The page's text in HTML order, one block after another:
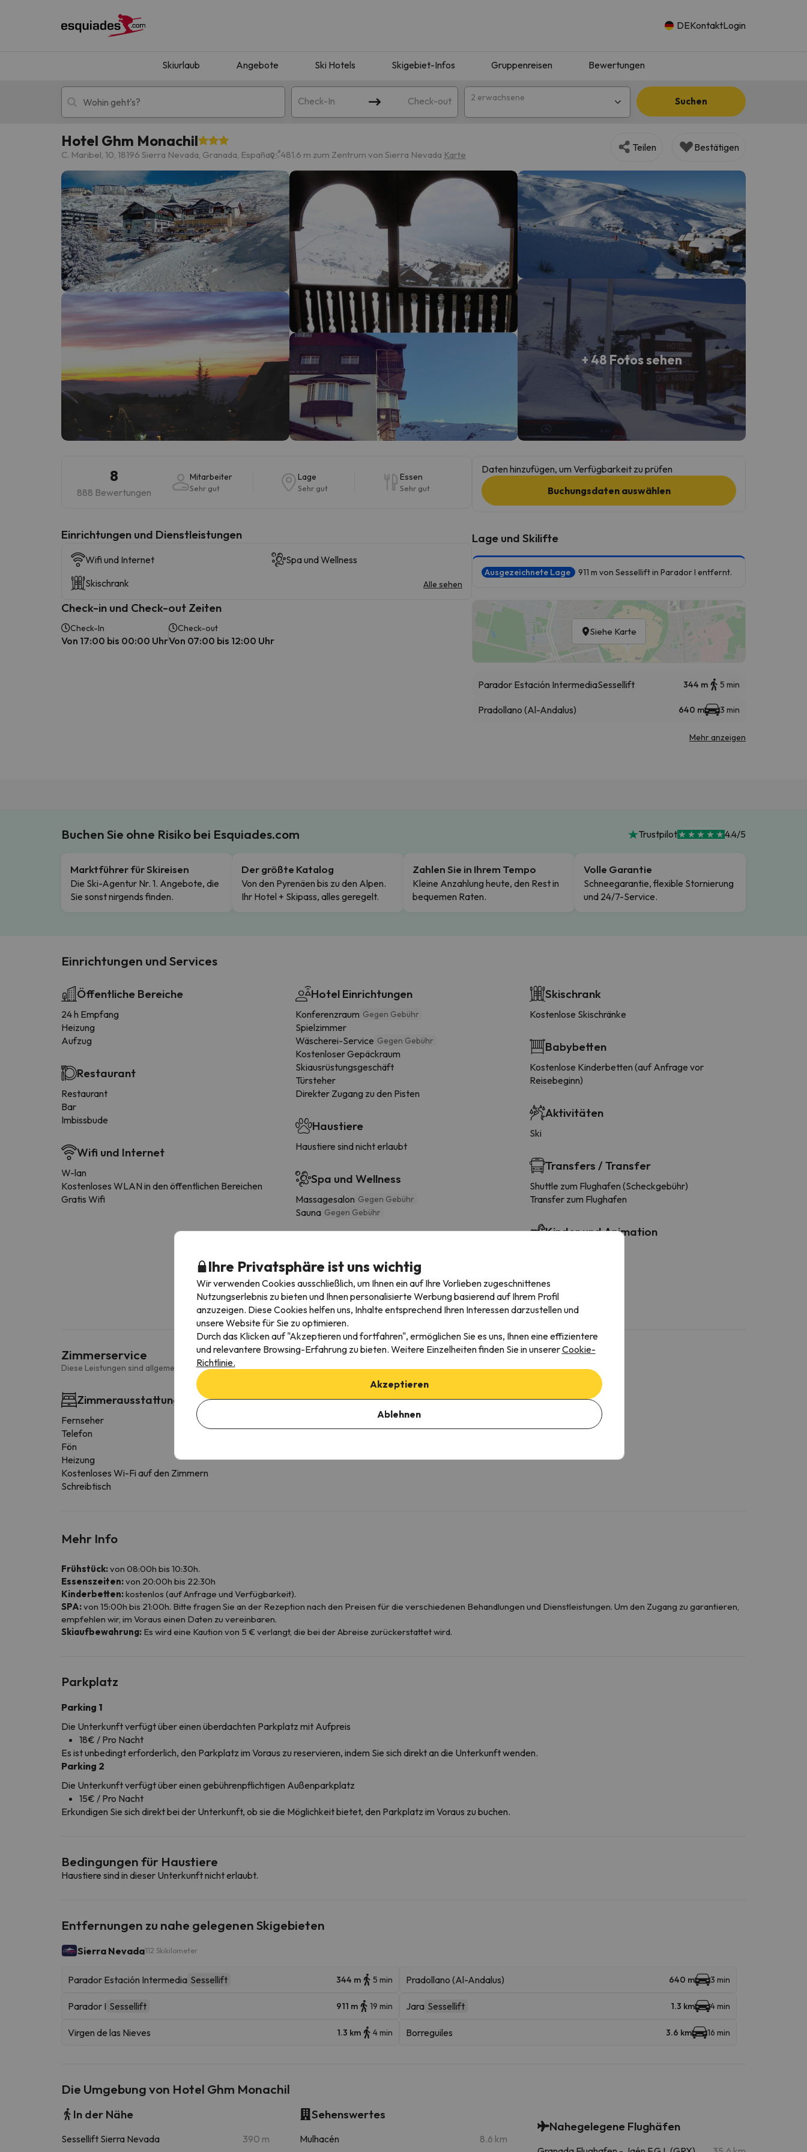
DEKontaktLogin
Skiurlaub Angebote Ski Hotels Skigebiet-Infos Gruppenreisen Bewertungen
Check-In Check-out 2 erwachsene Suchen
Skiurlaub Berghotels
Oops, wir haben keine Ergebnisse gefunden, die Ihrer Suche entsprechen. Versuchen Sie, das Ziel zu ändern.
Es sieht so aus, als hätte sich unser Sucher verirrt. Sobald er seinen Kompass gefunden hat, wird er zurück sein.
Hotel Ghm Monachil
C. Maribel, 10, 18196 Sierra Nevada, Granada, España 481.6 m zum Zentrum von Sierra Nevada Karte
Teilen Bestätigen
+ 48 Fotos sehen
8
888 Bewertungen
Mitarbeiter
Sehr gut
Lage
Sehr gut
Essen
Sehr gut
​Einrichtungen und Dienstleistungen
Wifi und Internet
Spa und Wellness
Skischrank
Alle sehen
Check-in und Check-out Zeiten
Check-In
Von 17:00 bis 00:00 Uhr
Check-out
Von 07:00 bis 12:00 Uhr
Daten hinzufügen, um Verfügbarkeit zu prüfen
Buchungsdaten auswählen
Lage und Skilifte
Ausgezeichnete Lage 911 m von Sessellift in Parador I entfernt.
Siehe Karte
Parador Estación IntermediaSessellift 344 m 5 min
Pradollano (Al-Andalus) 640 m 3 min
Mehr anzeigen
Buchen Sie ohne Risiko bei Esquiades.com Trustpilot 4.4/5
Marktführer für Skireisen
Die Ski-Agentur Nr. 1. Angebote, die
Sie sonst nirgends finden.
Der größte Katalog
Von den Pyrenäen bis zu den Alpen.
Ihr Hotel + Skipass, alles geregelt.
Zahlen Sie in Ihrem Tempo
Kleine Anzahlung heute, den Rest in
bequemen Raten.
Volle Garantie
Schneegarantie, flexible Stornierung
und 24/7-Service.
Einrichtungen und Services
Öffentliche Bereiche
24 h Empfang
Heizung
Aufzug
Restaurant
Restaurant
Bar
Imbissbude
Wifi und Internet
W-lan
Kostenloses WLAN in den öffentlichen Bereichen
Gratis Wifi
Hotel Einrichtungen
Konferenzraum Gegen Gebühr
Spielzimmer
Wäscherei-Service Gegen Gebühr
Kostenloser Gepäckraum
Skiausrüstungsgeschäft
Türsteher
Direkter Zugang zu den Pisten
Haustiere
Haustiere sind nicht erlaubt
Spa und Wellness
Massagesalon Gegen Gebühr
Sauna Gegen Gebühr
Balkon
Billardtisch
Gegen Gebühr
Zona de Juegos
Solarium
Skischrank
Kostenlose Skischränke
Babybetten
Kostenlose Kinderbetten (auf Anfrage vor
Reisebeginn)
Aktivitäten
Ski
Transfers / Transfer
Shuttle zum Flughafen (Scheckgebühr)
Transfer zum Flughafen
Kinder und Animation
Zimmerservice
Diese Leistungen sind allgemein und können je nach Zimmertyp variieren.
Zimmerausstattung
Fernseher
Telefon
Fön
Heizung
Kostenloses Wi-Fi auf den Zimmern
Schreibtisch
Badezimmer
Ausstattung
Mehr Info
Frühstück:von 08:00h bis 10:30h.
Essenszeiten:von 20:00h bis 22:30h
Kinderbetten:kostenlos (auf Anfrage und Verfügbarkeit).
SPA:von 15:00h bis 21:00h. Bitte fragen Sie an der Rezeption nach den Preisen für die verschiedenen Behandlungen und Dienstleistungen. Um den Zugang zu garantieren,
empfehlen wir, im Voraus einen Daten zu vereinbaren.
Skiaufbewahrung: Es wird eine Kaution von 5 € verlangt, die bei der Abreise zurückerstattet wird.
Parkplatz
Parking 1
Die Unterkunft verfügt über einen überdachten Parkplatz mit Aufpreis
18€ / Pro Nacht
Es ist unbedingt erforderlich, den Parkplatz im Voraus zu reservieren, indem Sie sich direkt an die Unterkunft wenden.
Parking 2
Die Unterkunft verfügt über einen gebührenpflichtigen Außenparkplatz
15€ / Pro Nacht
Erkundigen Sie sich direkt bei der Unterkunft, ob sie die Möglichkeit bietet, den Parkplatz im Voraus zu buchen.
Bedingungen für Haustiere
Haustiere sind in dieser Unterkunft nicht erlaubt.
Entfernungen zu nahe gelegenen Skigebieten
Sierra Nevada112 Skikilometer
Parador Estación Intermedia Sessellift 344 m 5 min Pradollano (Al-Andalus) 640 m 3 min
Parador I Sessellift 911 m 19 min Jara Sessellift 1.3 km 4 min
Virgen de las Nieves 1.3 km 4 min Borreguiles 3.6 km 16 min
Die Umgebung von Hotel Ghm Monachil
In der Nähe
Sessellift Sierra Nevada 390 m
Sehenswertes
Mulhacén 8.6 km
Nahegelegene Flughäfen
Ihre Privatsphäre ist uns wichtig
Wir verwenden Cookies ausschließlich, um Ihnen ein auf Ihre Vorlieben zugeschnittenes
Nutzungserlebnis zu bieten und Ihnen personalisierte Werbung basierend auf Ihrem Profil
anzuzeigen. Diese Cookies helfen uns, Inhalte entsprechend Ihren Interessen darzustellen und
unsere Website für Sie zu optimieren.
Durch das Klicken auf "Akzeptieren und fortfahren", ermöglichen Sie es uns, Ihnen eine effizientere
und relevantere Browsing-Erfahrung zu bieten. Weitere Einzelheiten finden Sie in unsererCookie-
Richtlinie.
Akzeptieren
Ablehnen